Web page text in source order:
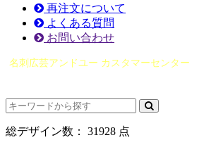
再注文について
よくある質問
お問い合わせ
名刺広芸アンドユー カスタマーセンター
総デザイン数： 31928 点